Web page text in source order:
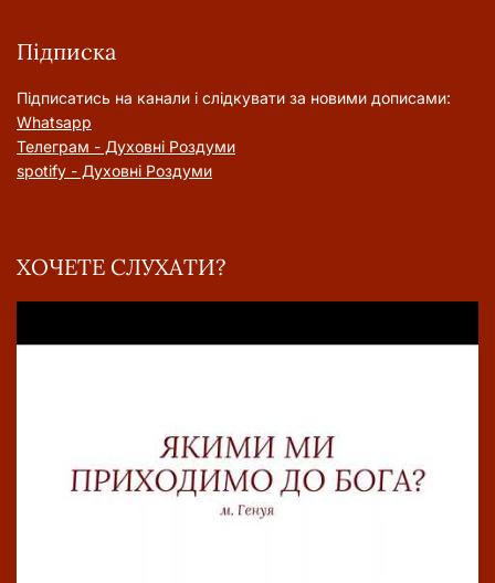
Підписка
Підписатись на канали і слідкувати за новими дописами:
Whatsapp
Телеграм - Духовні Роздуми
spotify - Духовні Роздуми
ХОЧЕТЕ СЛУХАТИ?